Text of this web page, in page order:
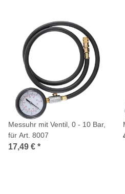
Messuhr mit Ventil, 0 - 10 Bar,
für Art. 8007
17,49 € *